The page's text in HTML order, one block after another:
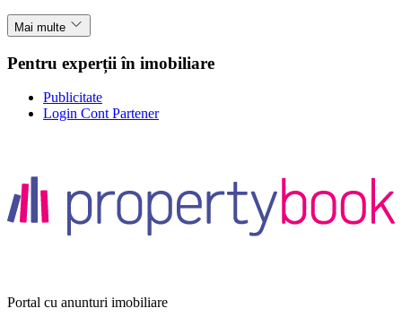
Mai multe
Pentru experții în imobiliare
Publicitate
Login Cont Partener
Portal cu anunturi imobiliare